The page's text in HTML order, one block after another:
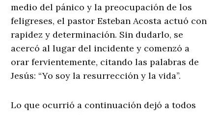
medio del pánico y la preocupación de los
feligreses, el pastor Esteban Acosta actuó con
rapidez y determinación. Sin dudarlo, se
acercó al lugar del incidente y comenzó a
orar fervientemente, citando las palabras de
Jesús: “Yo soy la resurrección y la vida”.
Lo que ocurrió a continuación dejó a todos